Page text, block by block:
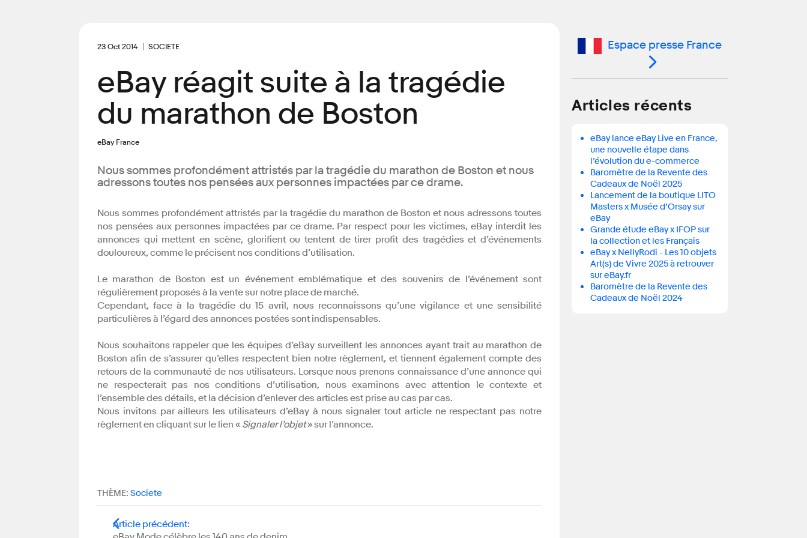
23 Oct 2014 SOCIETE
eBay réagit suite à la tragédie
du marathon de Boston
eBay France
Nous sommes profondément attristés par la tragédie du marathon de Boston et nous
adressons toutes nos pensées aux personnes impactées par ce drame.
Nous sommes profondément attristés par la tragédie du marathon de Boston et nous adressons toutes
nos pensées aux personnes impactées par ce drame. Par respect pour les victimes, eBay interdit les
annonces qui mettent en scène, glorifient ou tentent de tirer profit des tragédies et d’événements
douloureux, comme le précisent nos conditions d’utilisation.
Le marathon de Boston est un événement emblématique et des souvenirs de l’événement sont
régulièrement proposés à la vente sur notre place de marché.
Cependant, face à la tragédie du 15 avril, nous reconnaissons qu’une vigilance et une sensibilité
particulières à l’égard des annonces postées sont indispensables.
Nous souhaitons rappeler que les équipes d’eBay surveillent les annonces ayant trait au marathon de
Boston afin de s’assurer qu’elles respectent bien notre règlement, et tiennent également compte des
retours de la communauté de nos utilisateurs. Lorsque nous prenons connaissance d’une annonce qui
ne respecterait pas nos conditions d’utilisation, nous examinons avec attention le contexte et
l’ensemble des détails, et la décision d’enlever des articles est prise au cas par cas.
Nous invitons par ailleurs les utilisateurs d’eBay à nous signaler tout article ne respectant pas notre
règlement en cliquant sur le lien « Signaler l’objet» sur l’annonce.
THÈME: Societe
Article précédent:
Espace presse France
Articles récents
eBay lance eBay Live en France,
une nouvelle étape dans
l’évolution du e-commerce
Baromètre de la Revente des
Cadeaux de Noël 2025
Lancement de la boutique LITO
Masters x Musée d’Orsay sur
eBay
Grande étude eBay x IFOP sur
la collection et les Français
eBay x NellyRodi - Les 10 objets
Art(s) de Vivre 2025 à retrouver
sur eBay.fr
Baromètre de la Revente des
Cadeaux de Noël 2024